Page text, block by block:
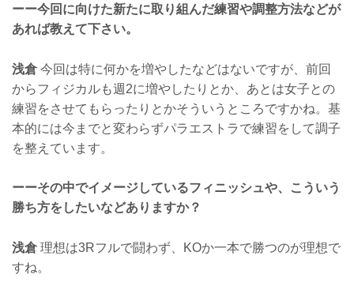
ーー今回に向けた新たに取り組んだ練習や調整方法などが
あれば教えて下さい。
浅倉今回は特に何かを増やしたなどはないですが、前回
からフィジカルも週2に増やしたりとか、あとは女子との
練習をさせてもらったりとかそういうところですかね。基
本的には今までと変わらずパラエストラで練習をして調子
を整えています。
ーーその中でイメージしているフィニッシュや、こういう
勝ち方をしたいなどありますか？
浅倉理想は3Rフルで闘わず、KOか一本で勝つのが理想で
すね。